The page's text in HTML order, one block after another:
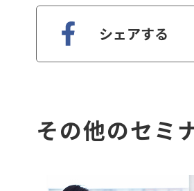
シェアする
その他のセミ